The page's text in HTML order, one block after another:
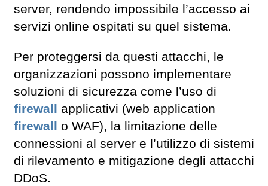
server, rendendo impossibile l’accesso ai
servizi online ospitati su quel sistema.
Per proteggersi da questi attacchi, le
organizzazioni possono implementare
soluzioni di sicurezza come l’uso di
firewall applicativi (web application
firewall o WAF), la limitazione delle
connessioni al server e l’utilizzo di sistemi
di rilevamento e mitigazione degli attacchi
DDoS.